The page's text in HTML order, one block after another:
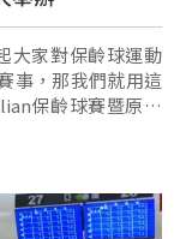
大家對保齡球運動
事，那我們就用這
以看到男女老少